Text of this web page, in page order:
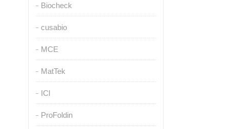
Biocheck
cusabio
MCE
MatTek
ICl
ProFoldin